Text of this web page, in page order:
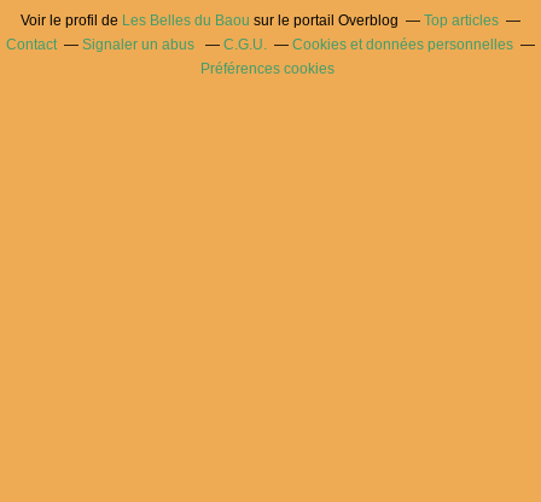
Voir le profil de Les Belles du Baou sur le portail Overblog
Top articles
Contact
Signaler un abus C.G.U.
Cookies et données personnelles
Préférences cookies